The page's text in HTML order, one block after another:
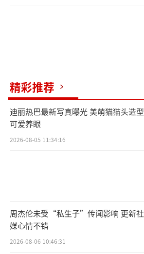
精彩推荐
迪丽热巴最新写真曝光 美萌猫猫头造型
可爱养眼
2026-08-05 11:34:16
周杰伦未受“私生子”传闻影响 更新社
媒心情不错
2026-08-06 10:46:31